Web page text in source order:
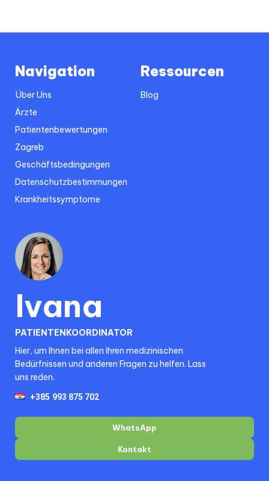
Navigation
Über Uns
Ärzte
Patientenbewertungen
Zagreb
Geschäftsbedingungen
Datenschutzbestimmungen
Krankheitssymptome
Ressourcen
Blog
Ivana
PATIENTENKOORDINATOR
Hier, um Ihnen bei allen Ihren medizinischen
Bedürfnissen und anderen Fragen zu helfen. Lass
uns reden.
Kontakt
WhatsApp